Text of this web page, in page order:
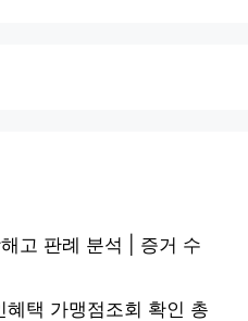
고 판례 분석 | 증거 수
택 가맹점조회 확인 총